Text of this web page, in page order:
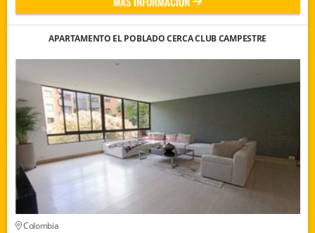
APARTAMENTO EL POBLADO CERCA CLUB CAMPESTRE
Colombia